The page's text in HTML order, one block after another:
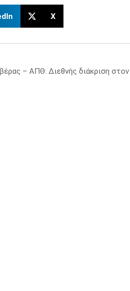
X
– ΑΠΘ: Διεθνής διάκριση στον